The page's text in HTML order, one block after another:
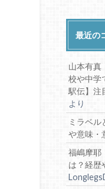
最近の
山本有真
校や中学
駅伝】注
より
ミラベ
や意味・
福嶋摩耶
は？経歴